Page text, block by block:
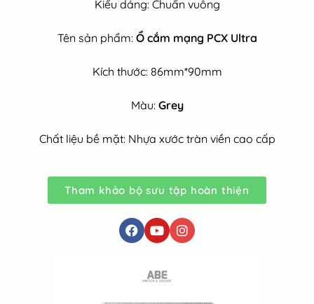
Kiểu dáng: Chuẩn vuông
Tên sản phẩm: Ổ cắm mạng PCX Ultra
Kích thước: 86mm*90mm
Màu:Grey
Chất liệu bề mặt: Nhựa xước tràn viền cao cấp
Tham khảo bộ sưu tập hoàn thiện